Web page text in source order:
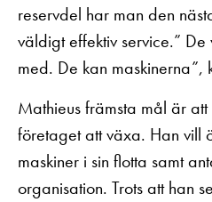
reservdel har man den
väldigt effektiv service.”
med. De kan maskinerna”,
Mathieus främsta mål är
företaget att växa. Han vill
maskiner i sin flotta samt
organisation. Trots att han